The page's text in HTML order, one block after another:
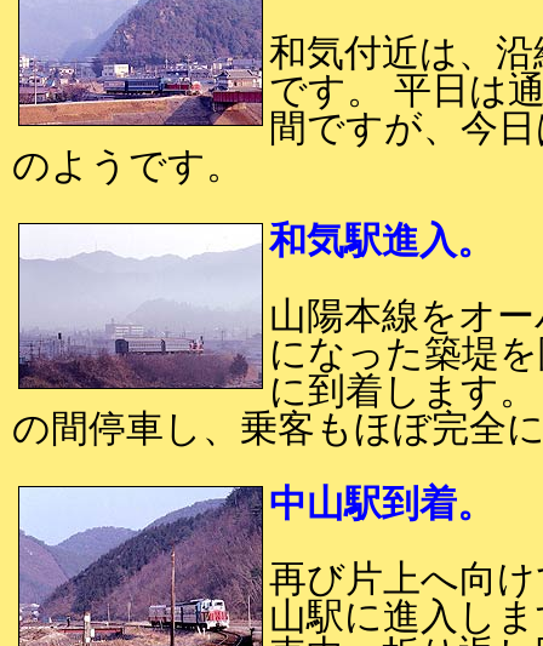
和気付近は、
です。 平日は
間ですが、今
のようです。
和気駅進入。
山陽本線をオ
になった築堤
に到着します
の間停車し、乗客もほぼ完全
中山駅到着。
再び片上へ向
山駅に進入し